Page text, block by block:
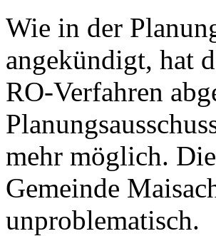
Wie in der
angekündigt, hat
RO-Verfahren
mehr möglich.
Gemeinde
unproblematisch.